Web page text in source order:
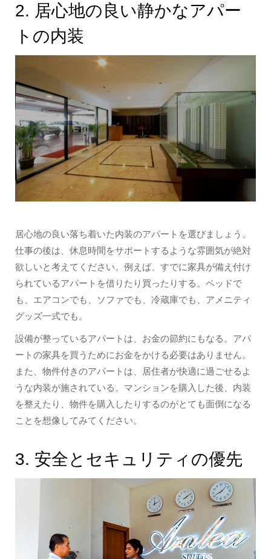
2. 居心地の良い静かなアパー
トの内装
居心地の良い落ち着いた内装のアパートを選びましょう。
仕事の後は、休息時間をサポートするような雰囲気が絶対
欲しいと考えてください。例えば、すでに家具が備え付け
られているアパートを借りたり買ったりする。ベッドで
も、エアコンでも、ソファでも、冷蔵庫でも、アメニティ
グッズ一式でも。
設備が整っているアパートは、お金の節約にもなる。アパ
ートの家具を買うためにお金をかける必要はありません。
また、物件付きのアパートは、居住者が快適に過ごせるよ
うな内装が施されている。マンションを購入した後、内装
を整えたり、物件を購入したりするのがとても面倒になる
ことを想像してみてください。
3. 安全とセキュリティの優先